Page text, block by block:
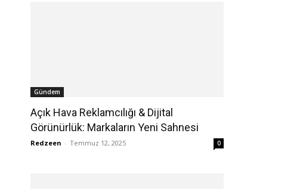
Gündem
Açık Hava Reklamcılığı & Dijital
Görünürlük: Markaların Yeni Sahnesi
Redzeen - Temmuz 12, 2025 0